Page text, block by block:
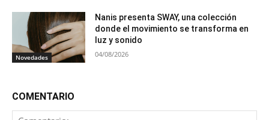
Novedades
Nanis presenta SWAY, una colección
donde el movimiento se transforma en
luz y sonido
04/08/2026
COMENTARIO